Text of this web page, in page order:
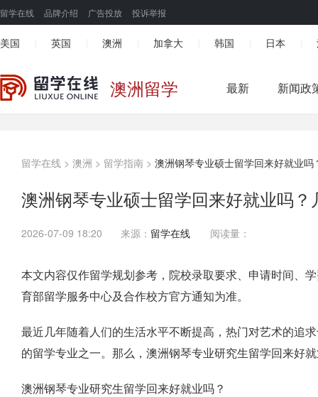
留学在线 品牌介绍 广告投放 投诉举报
美国 英国 澳洲 加拿大 韩国 日本
澳洲留学 最新 新闻政
留学在线 > 澳洲 > 留学指南 > 澳洲钢琴专业硕士留学回来好就业吗
澳洲钢琴专业硕士留学回来好就业吗？
2026-07-09 18:20 来源： 留学在线 阅读量：
本文内容仅作留学规划参考，院校录取要求、申请时间、
育部留学服务中心及合作校方官方通知为准。
最近几年随着人们的生活水平不断提高，热门对艺术的追
的留学专业之一。那么，澳洲钢琴专业研究生留学回来好
澳洲钢琴专业研究生留学回来好就业吗？